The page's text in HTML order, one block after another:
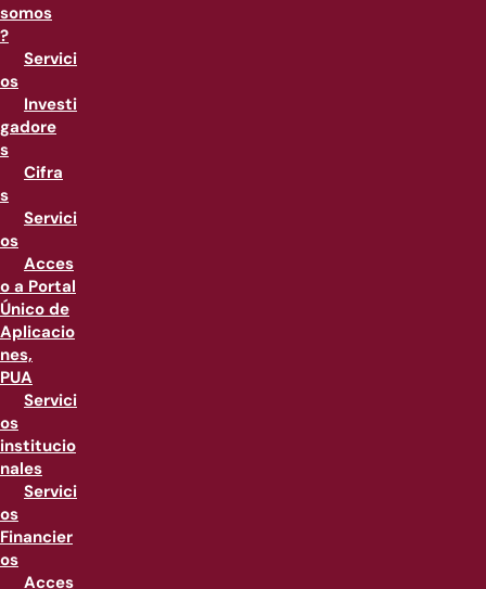
somos
?
Servici
os
Investi
gadore
s
Cifra
s
Servici
os
Acces
o a Portal
Único de
Aplicacio
nes,
PUA
Servici
os
institucio
nales
Servici
os
Financier
os
Acces